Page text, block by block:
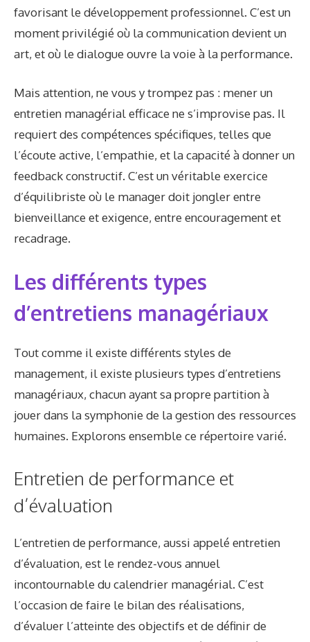
favorisant le développement professionnel. C’est un
moment privilégié où la communication devient un
art, et où le dialogue ouvre la voie à la performance.
Mais attention, ne vous y trompez pas : mener un
entretien managérial efficace ne s’improvise pas. Il
requiert des compétences spécifiques, telles que
l’écoute active, l’empathie, et la capacité à donner un
feedback constructif. C’est un véritable exercice
d’équilibriste où le manager doit jongler entre
bienveillance et exigence, entre encouragement et
recadrage.
Les différents types
d’entretiens managériaux
Tout comme il existe différents styles de
management, il existe plusieurs types d’entretiens
managériaux, chacun ayant sa propre partition à
jouer dans la symphonie de la gestion des ressources
humaines. Explorons ensemble ce répertoire varié.
Entretien de performance et
d’évaluation
L’entretien de performance, aussi appelé entretien
d’évaluation, est le rendez-vous annuel
incontournable du calendrier managérial. C’est
l’occasion de faire le bilan des réalisations,
d’évaluer l’atteinte des objectifs et de définir de